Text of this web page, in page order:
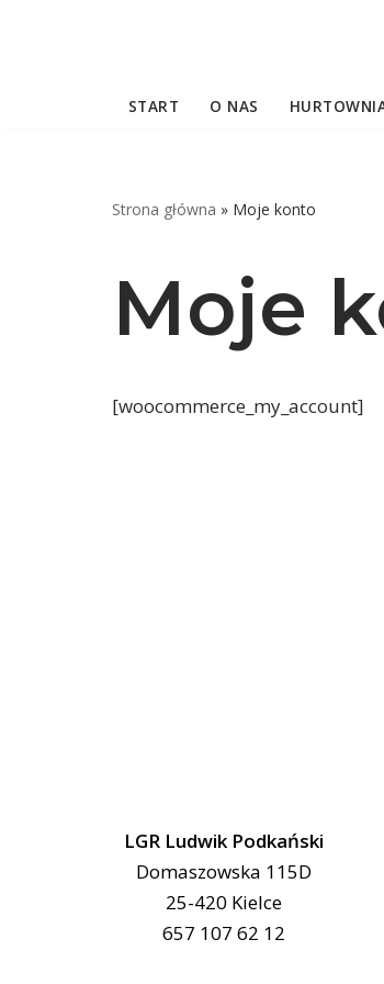
START O NAS
Strona główna » Moje konto
Moje
[woocommerce_my_account]
LGR Ludwik Podkański
Domaszowska 115D
25-420 Kielce
657 107 62 12